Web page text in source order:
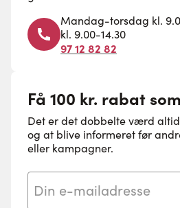
Mandag-torsdag kl.
kl. 9.00-14.30
97 12 82 82
Få 100 kr. rabat
Det er det dobbelte værd
og at blive informeret før
eller kampagner.